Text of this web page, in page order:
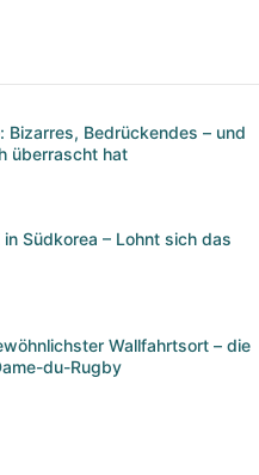
Bizarres, Bedrückendes – und
überrascht hat
Südkorea – Lohnt sich das
Wallfahrtsort – die
du-Rugby